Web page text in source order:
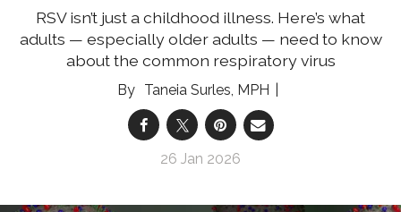
RSV isn’t just a childhood illness. Here’s what
adults — especially older adults — need to know
about the common respiratory virus
Taneia Surles, MPH
26 Jan 2026